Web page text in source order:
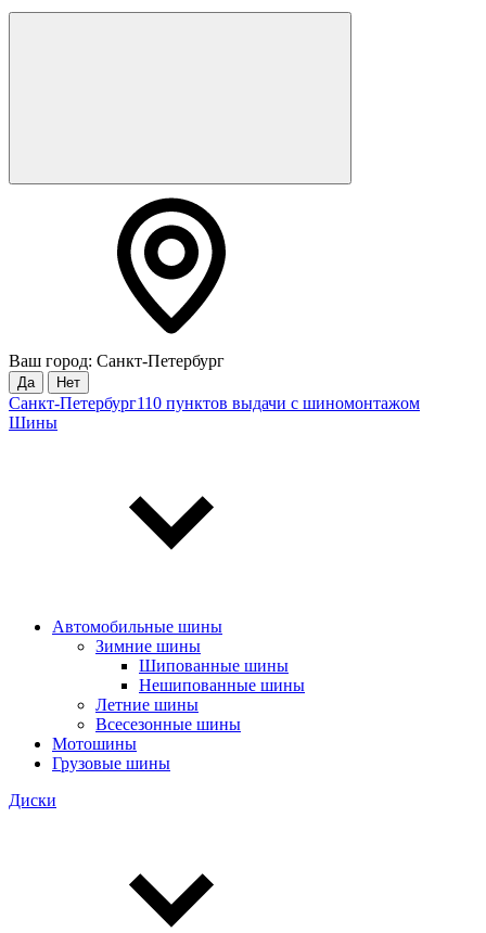
Ваш город: Санкт-Петербург
Да Нет
Санкт-Петербург110 пунктов выдачи с шиномонтажом
Шины
Автомобильные шины
Зимние шины
Шипованные шины
Нешипованные шины
Летние шины
Всесезонные шины
Мотошины
Грузовые шины
Диски